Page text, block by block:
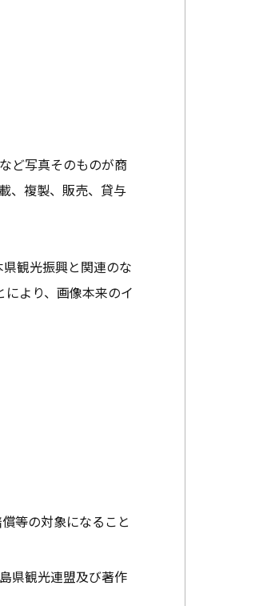
ど写真そのものが商
、複製、販売、貸与
観光振興と関連のな
より、画像本来のイ
等の対象になること
県観光連盟及び著作